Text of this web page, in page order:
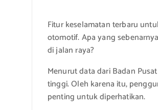
Fitur keselamatan terbaru
otomotif. Apa yang
di jalan raya?
Menurut data dari Badan
tinggi. Oleh karena itu,
penting untuk diperhatikan.